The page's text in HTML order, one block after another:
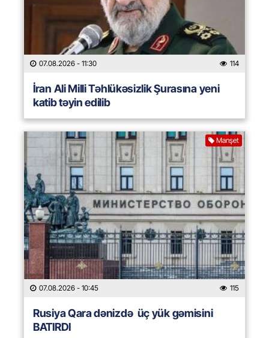
07.08.2026 - 11:30 114
İran Ali Milli Təhlükəsizlik Şurasına yeni
katib təyin edilib
Manşet
07.08.2026 - 10:45 115
Rusiya Qara dənizdə üç yük gəmisini
BATIRDI